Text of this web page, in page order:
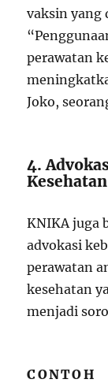
vaksin
perawatan
Joko,
4.
Kesehatan
KNIKA juga
advokasi
perawatan
kesehatan
menjadi
CONTOH